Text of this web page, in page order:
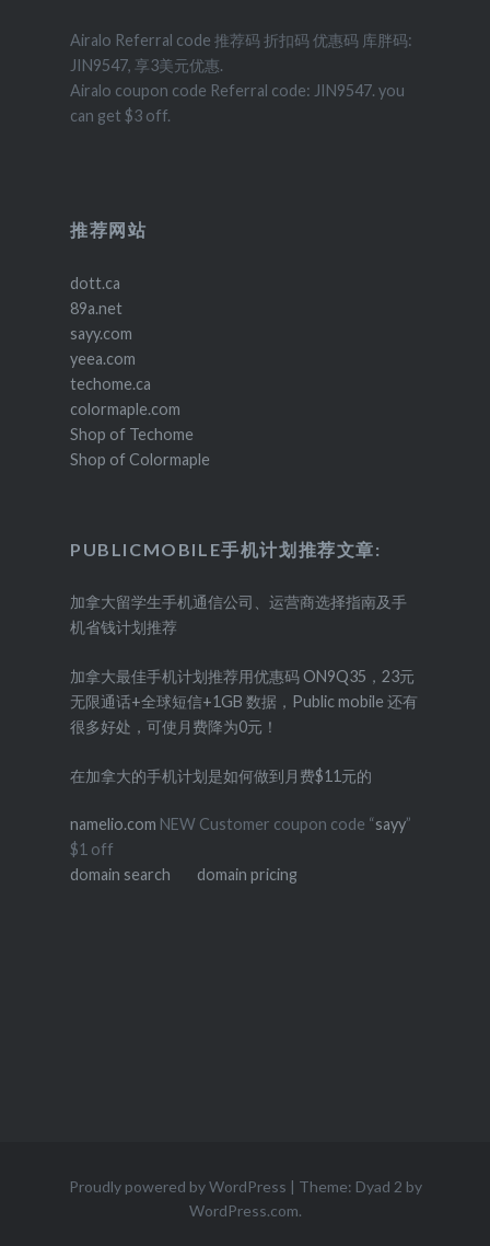
Airalo Referral code 推荐码 折扣码 优惠码 库胖码:
JIN9547, 享3美元优惠.
Airalo coupon code Referral code: JIN9547. you
can get $3 off.
推荐网站
dott.ca
89a.net
sayy.com
yeea.com
techome.ca
colormaple.com
Shop of Techome
Shop of Colormaple
PUBLICMOBILE手机计划推荐文章:
加拿大留学生手机通信公司、运营商选择指南及手
机省钱计划推荐
加拿大最佳手机计划推荐用优惠码 ON9Q35，23元
无限通话+全球短信+1GB 数据，Public mobile 还有
很多好处，可使月费降为0元！
在加拿大的手机计划是如何做到月费$11元的
namelio.com NEW Customer coupon code “sayy”
$1 off
domain search
domain pricing
Proudly powered by WordPress | Theme: Dyad 2 by
WordPress.com.